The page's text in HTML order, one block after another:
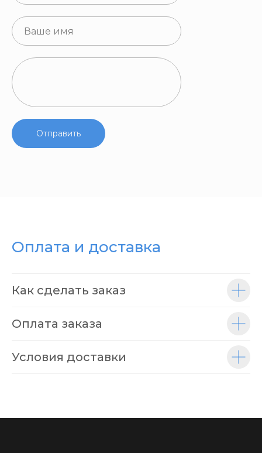
Отправить
Оплата и доставка
Как сделать заказ
Оплата заказа
Условия доставки